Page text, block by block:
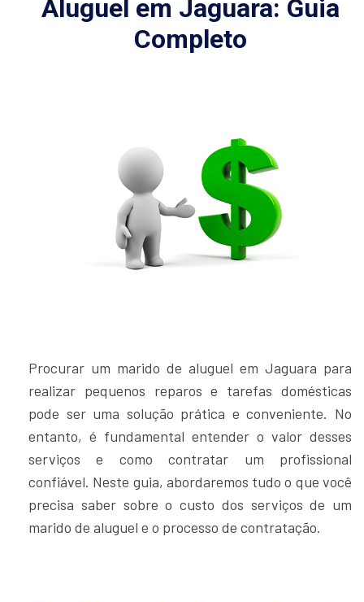
Aluguel em Jaguara: Guia
Completo
Procurar um marido de aluguel em Jaguara para
realizar pequenos reparos e tarefas domésticas
pode ser uma solução prática e conveniente. No
entanto, é fundamental entender o valor desses
serviços e como contratar um profissional
confiável. Neste guia, abordaremos tudo o que você
precisa saber sobre o custo dos serviços de um
marido de aluguel e o processo de contratação.